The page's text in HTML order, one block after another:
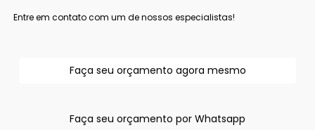
Entre em contato com um de nossos especialistas!
Faça seu orçamento agora mesmo
Faça seu orçamento por Whatsapp